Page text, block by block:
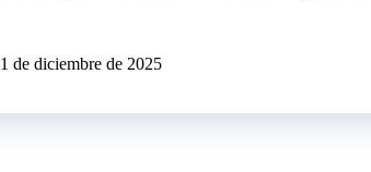
1 de diciembre de 2025